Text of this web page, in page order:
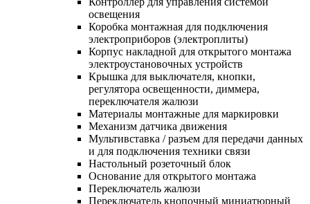
освещения
Коробка монтажная для подключения
электроприборов (электроплиты)
Корпус накладной для открытого монтажа
электроустановочных устройств
Крышка для выключателя, кнопки,
регулятора освещенности, диммера,
переключателя жалюзи
Материалы монтажные для маркировки
Механизм датчика движения
Мультивставка / разъем для передачи данных
и для подключения техники связи
Настольный розеточный блок
Основание для открытого монтажа
Переключатель жалюзи
Переключатель кнопочный миниатюрный